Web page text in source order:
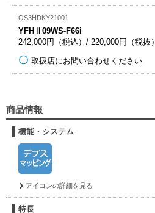
QS3HDKY21001
YFHⅡ09WS-F66i
242,000円（税込）/ 220,000円（税抜）
取扱店にお問い合わせください
商品情報
機能・システム
アイコンの詳細を見る
特長